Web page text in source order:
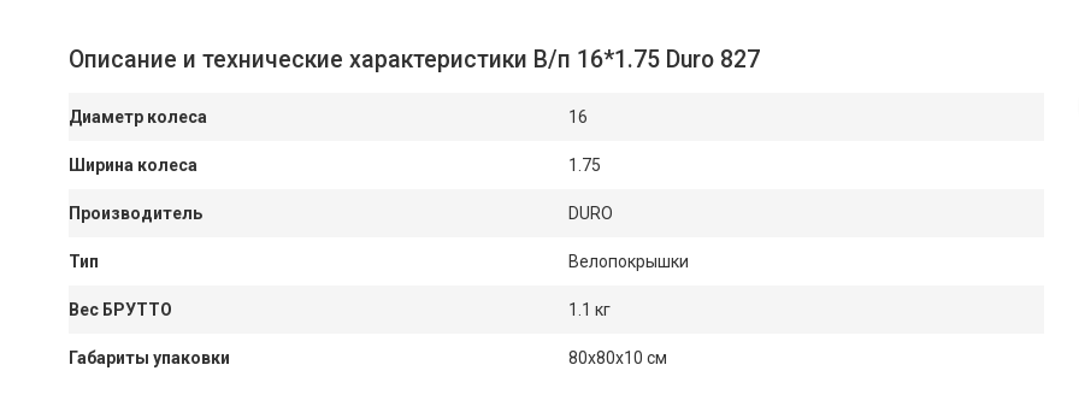
Описание и технические характеристики В/п 16*1.75 Duro 827
Диаметр колеса 16
Ширина колеса 1.75
Производитель DURO
Тип Велопокрышки
Вес БРУТТО 1.1 кг
Габариты упаковки 80x80x10 см